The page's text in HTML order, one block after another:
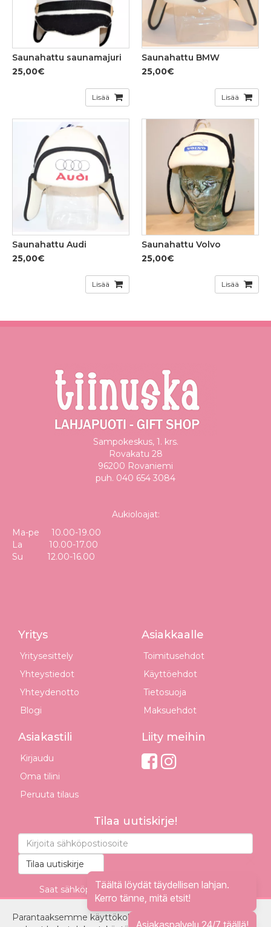
Täältä löydät täydellisen lahjan.
Kerro tänne, mitä etsit!
Asiakaspalvelu 24/7 täällä!
Parantaaksemme käyttökokemustasi ja tarjotaksemme
Saunahattu saunamajuri
25,00€
Lisää
Saunahattu BMW
25,00€
Lisää
Saunahattu Audi
25,00€
Lisää
Saunahattu Volvo
25,00€
Lisää
Sampokeskus, 1. krs.
Rovakatu 28
96200 Rovaniemi
puh. 040 654 3084
Aukioloajat:
Ma-pe 10.00-19.00
La 10.00-17.00
Su 12.00-16.00
Yritys
Yritysesittely
Yhteystiedot
Yhteydenotto
Blogi
Asiakkaalle
Toimitusehdot
Käyttöehdot
Tietosuoja
Maksuehdot
Asiakastili
Kirjaudu
Oma tilini
Peruuta tilaus
Liity meihin
Tilaa uutiskirje!
Tilaa uutiskirje
Saat sähköpostiisi erikoistarjouksia sekä tietoa
uutuustuotteista ennen muita.